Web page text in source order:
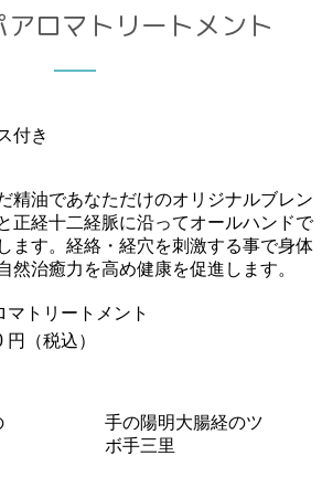
ロマトリートメント
付き
精油であなただけのオリジナルブレン
正経十二経脈に沿ってオールハンドで
ます。経絡・経穴を刺激する事で身体
然治癒力を高め健康を促進します。
トリートメント
（税込）
手の陽明大腸経のツ
ボ手三里